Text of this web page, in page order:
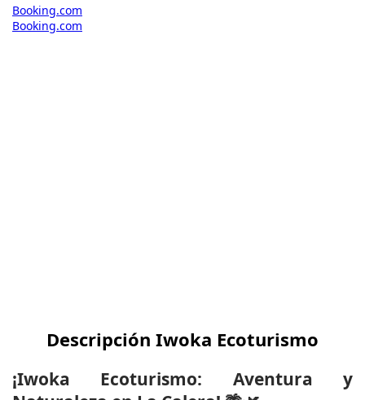
Booking.com
Booking.com
Descripción Iwoka Ecoturismo
¡Iwoka Ecoturismo: Aventura y